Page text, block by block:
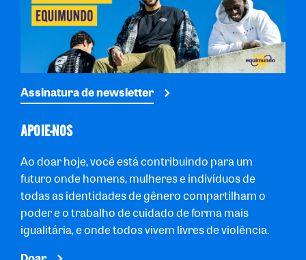
Assinatura de newsletter
APOIE-NOS
Ao doar hoje, você está contribuindo para um
futuro onde homens, mulheres e indivíduos de
todas as identidades de gênero compartilham o
poder e o trabalho de cuidado de forma mais
igualitária, e onde todos vivem livres de violência.